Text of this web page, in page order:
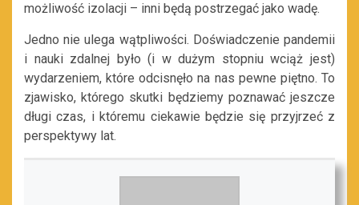
możliwość izolacji – inni będą postrzegać jako wadę.
Jedno nie ulega wątpliwości. Doświadczenie pandemii
i nauki zdalnej było (i w dużym stopniu wciąż jest)
wydarzeniem, które odcisnęło na nas pewne piętno. To
zjawisko, którego skutki będziemy poznawać jeszcze
długi czas, i któremu ciekawie będzie się przyjrzeć z
perspektywy lat.